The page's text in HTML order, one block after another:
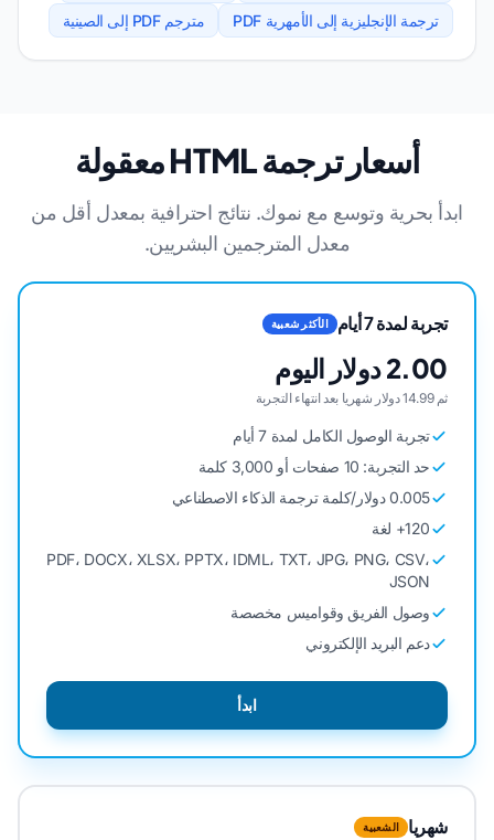
ترجمة الإنجليزية إلى الأمهرية PDF مترجم PDF إلى الصينية
أسعار ترجمة HTML معقولة
ابدأ بحرية وتوسع مع نموك. نتائج احترافية بمعدل أقل من
معدل المترجمين البشريين.
تجربة لمدة 7 أيام الأكثر شعبية
2.00 دولار اليوم
ثم 14.99 دولار شهريا بعد انتهاء التجربة
تجربة الوصول الكامل لمدة 7 أيام
حد التجربة: 10 صفحات أو 3,000 كلمة
0.005 دولار/كلمة ترجمة الذكاء الاصطناعي
120+ لغة
PDF، DOCX، XLSX، PPTX، IDML، TXT، JPG، PNG، CSV،
JSON
وصول الفريق وقواميس مخصصة
دعم البريد الإلكتروني
ابدأ
شهريا الشعبية